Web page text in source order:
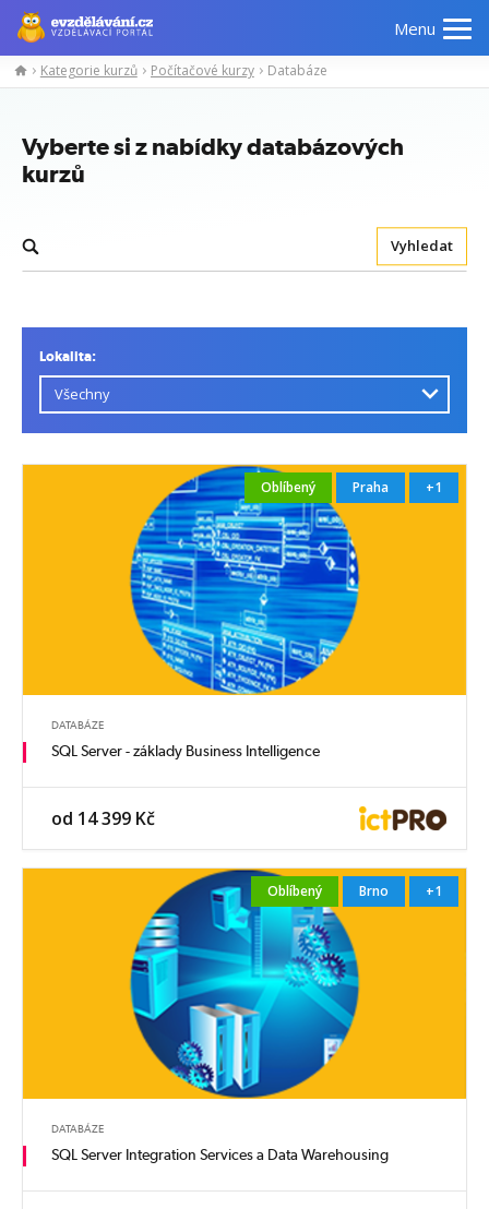
Menu
Kategorie kurzů Počítačové kurzy Databáze
Vyberte si z nabídky databázových
kurzů
Vyhledat
Lokalita:
Oblíbený Praha +1
DATABÁZE
SQL Server - základy Business Intelligence
od 14 399 Kč
Oblíbený Brno +1
DATABÁZE
SQL Server Integration Services a Data Warehousing